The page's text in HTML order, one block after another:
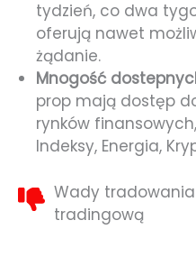
tydzień, co dwa
oferują nawet
żądanie.
Mnogość
prop mają dostęp
rynków
Indeksy, Energia,
Wady
tradingową